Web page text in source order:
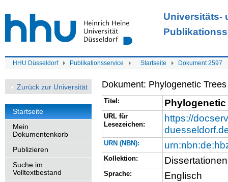
Universitäts-
HHU Düsseldorf Publikationsservice Startseite Dokument 2597
Zurück zur Universität
Startseite
Mein
Dokumentenkorb
Publizieren
Suche im
Volltextbestand
Dokument: Phylogenetic
Titel: Phylogenetic
URL für
Lesezeichen:
https://
URN (NBN):
Kollektion: Dissertationen
Sprache: Englisch